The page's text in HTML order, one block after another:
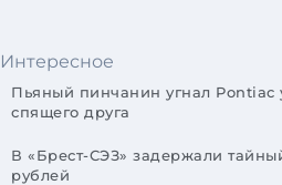
Интересное
Пьяный пинчанин угнал Pontiac
спящего друга
В «Брест-СЭЗ» задержали
рублей